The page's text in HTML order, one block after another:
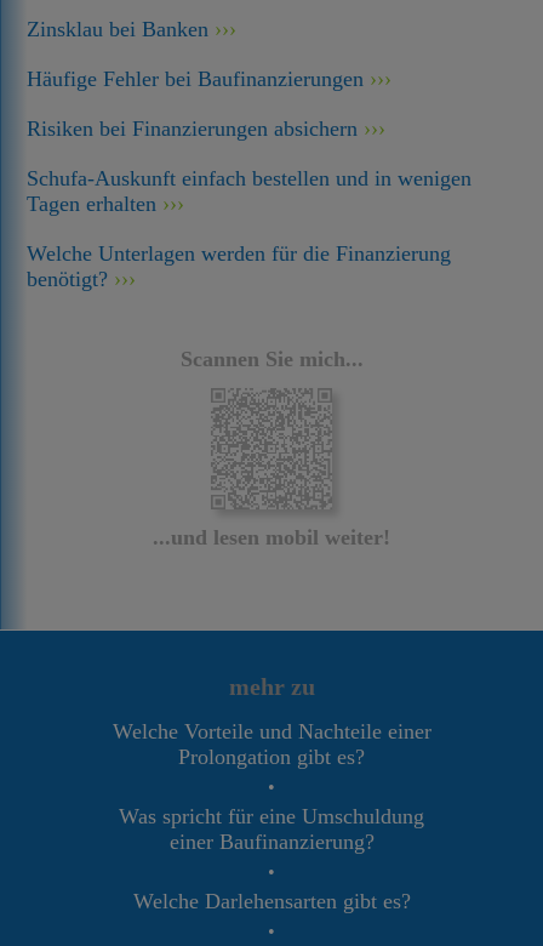
Zinsklau bei Banken
Häufige Fehler bei Baufinanzierungen
Risiken bei Finanzierungen absichern
Schufa-Auskunft einfach bestellen und in wenigen
Tagen erhalten
Welche Unterlagen werden für die Finanzierung
benötigt?
Scannen Sie mich...
...und lesen mobil weiter!
mehr zu
Welche Vorteile und Nachteile einer
Prolongation gibt es?
•
Was spricht für eine Umschuldung
einer Baufinanzierung?
•
Welche Darlehensarten gibt es?
•